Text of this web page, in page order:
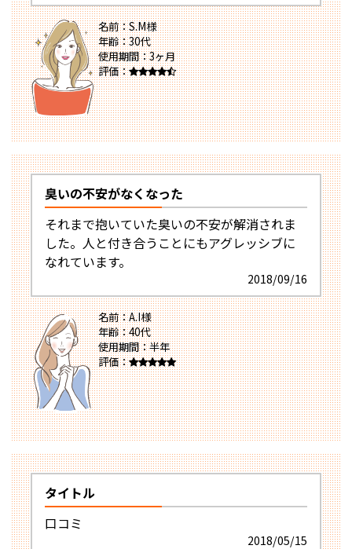
名前：S.M様
年齢：30代
使用期間：3ヶ月
評価：
臭いの不安がなくなった
それまで抱いていた臭いの不安が解消されま
した。人と付き合うことにもアグレッシブに
なれています。
2018/09/16
名前：A.I様
年齢：40代
使用期間：半年
評価：
タイトル
口コミ
2018/05/15